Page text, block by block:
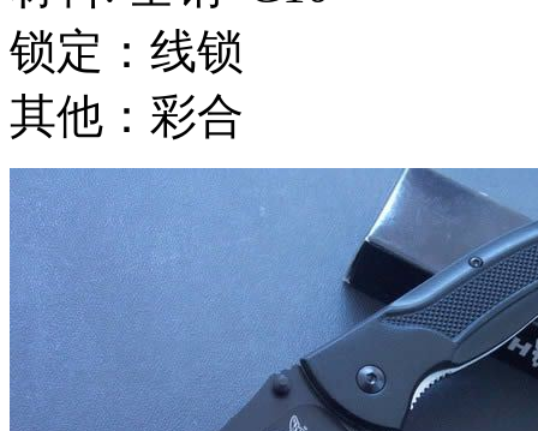
锁定：线锁
其他：彩合